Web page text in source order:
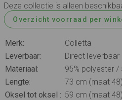
Deze collectie is alleen
Overzicht voorraad per
Merk:
Colletta
Leverbaar:
Direct leverbaar
Materiaal:
95% polyester /
Lengte:
73 cm (maat 48)
Oksel tot oksel : 59 cm (maat 48)